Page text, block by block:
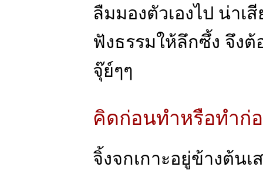
ลืมมองตัวเองไป น่าเ
ฟังธรรมให้ลึกซึ้ง จึงต้
จุ๊ย์ๆๆ
คิดก่อนทำหรือทำก่
จิ้งจกเกาะอยู่ข้างต้น